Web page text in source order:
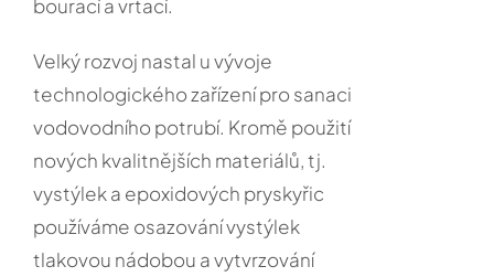
bourací a vrtací.
Velký rozvoj nastal u vývoje
technologického zařízení pro sanaci
vodovodního potrubí. Kromě použití
nových kvalitnějších materiálů, tj.
vystýlek a epoxidových pryskyřic
používáme osazování vystýlek
tlakovou nádobou a vytvrzování